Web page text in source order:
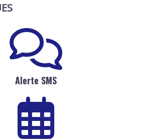
Alerte SMS